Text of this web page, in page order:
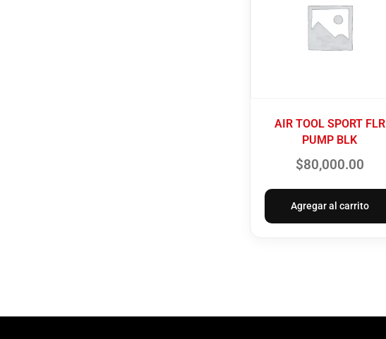
AIR TOOL SPORT FLR
PUMP BLK
$80,000.00
Agregar al carrito